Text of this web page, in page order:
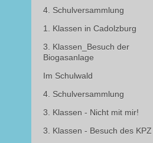
4. Schulversammlung
1. Klassen in Cadolzburg
3. Klassen_Besuch der
Biogasanlage
Im Schulwald
4. Schulversammlung
3. Klassen - Nicht mit mir!
3. Klassen - Besuch des KPZ